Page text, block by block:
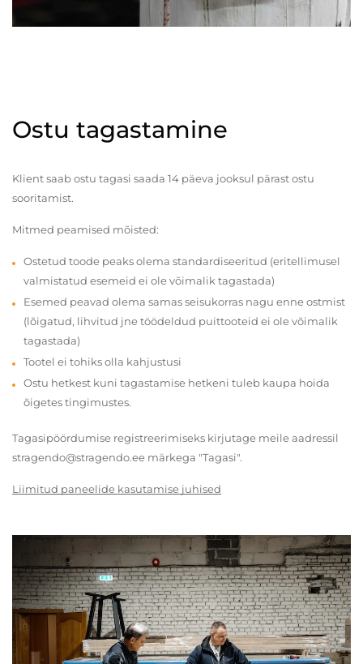
Ostu tagastamine
Klient saab ostu tagasi saada 14 päeva jooksul pärast ostu
sooritamist.
Mitmed peamised mõisted:
Ostetud toode peaks olema standardiseeritud (eritellimusel
valmistatud esemeid ei ole võimalik tagastada)
Esemed peavad olema samas seisukorras nagu enne ostmist
(lõigatud, lihvitud jne töödeldud puittooteid ei ole võimalik
tagastada)
Tootel ei tohiks olla kahjustusi
Ostu hetkest kuni tagastamise hetkeni tuleb kaupa hoida
õigetes tingimustes.
Tagasipöördumise registreerimiseks kirjutage meile aadressil
stragendo@stragendo.ee märkega "Tagasi".
Liimitud paneelide kasutamise juhised